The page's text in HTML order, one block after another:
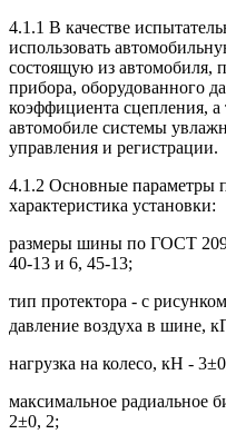
4.1.1 В качестве
использовать
состоящую из автомобиля,
прибора, оборудованного
коэффициента сцепления,
автомобиле системы
управления и регистрации.
4.1.2 Основные параметры
характеристика установки:
размеры шины по ГОСТ
40-13 и 6, 45-13;
тип протектора - с
давление воздуха в шине,
нагрузка на колесо, кН -
максимальное радиальное
2±0, 2;